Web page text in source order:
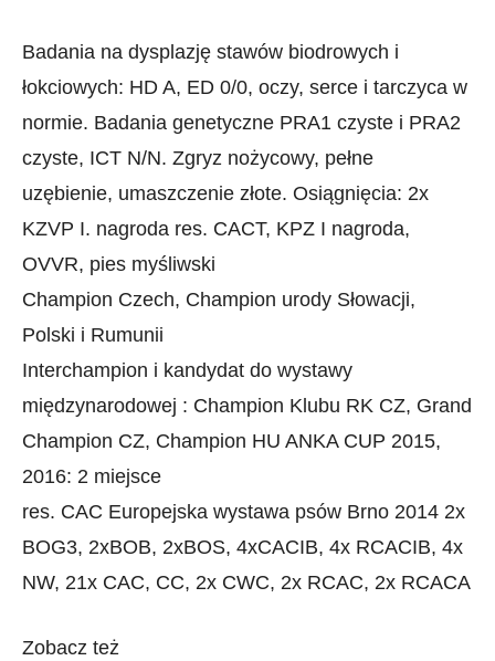
Badania na dysplazję stawów biodrowych i
łokciowych: HD A, ED 0/0, oczy, serce i tarczyca w
normie. Badania genetyczne PRA1 czyste i PRA2
czyste, ICT N/N. Zgryz nożycowy, pełne
uzębienie, umaszczenie złote. Osiągnięcia: 2x
KZVP I. nagroda res. CACT, KPZ I nagroda,
OVVR, pies myśliwski
Champion Czech, Champion urody Słowacji,
Polski i Rumunii
Interchampion i kandydat do wystawy
międzynarodowej : Champion Klubu RK CZ, Grand
Champion CZ, Champion HU ANKA CUP 2015,
2016: 2 miejsce
res. CAC Europejska wystawa psów Brno 2014 2x
BOG3, 2xBOB, 2xBOS, 4xCACIB, 4x RCACIB, 4x
NW, 21x CAC, CC, 2x CWC, 2x RCAC, 2x RCACA
Zobacz też